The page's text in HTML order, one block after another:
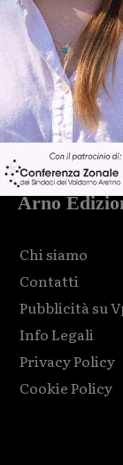
Arno
Chi siamo
Contatti
Pubblicità su
Info Legali
Privacy Policy
Cookie Policy